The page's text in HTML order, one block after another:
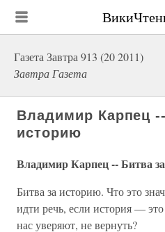
Газета Завтра 913 (20 2011)
Завтра Газета
Владимир Карпец
историю
Владимир Карпец -- Битва
Битва за историю. Что это
идти речь, если история —
нас уверяют, не вернуть?